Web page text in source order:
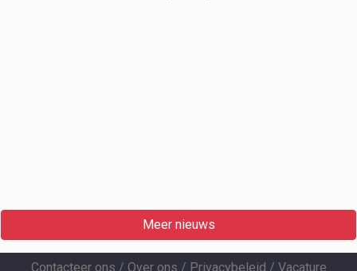
Meer nieuws
Contacteer ons / Over ons / Privacybeleid / Vacature